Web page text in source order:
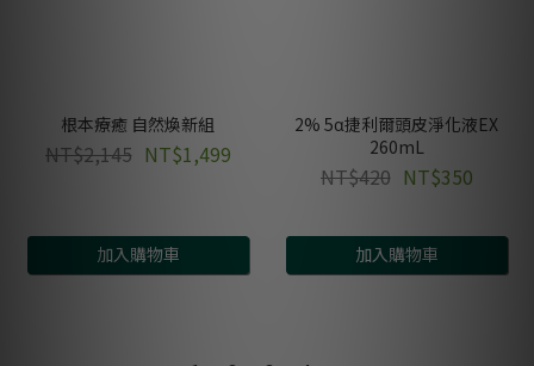
根本療癒 自然煥新組
NT$1,499
NT$2,145
加入購物車
2% 5α捷利爾頭皮淨化液EX
260mL
NT$350
NT$420
加入購物車